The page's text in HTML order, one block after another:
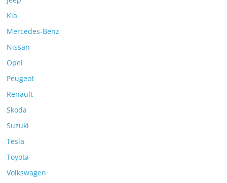
Kia
Mercedes-Benz
Nissan
Opel
Peugeot
Renault
Skoda
Suzuki
Tesla
Toyota
Volkswagen